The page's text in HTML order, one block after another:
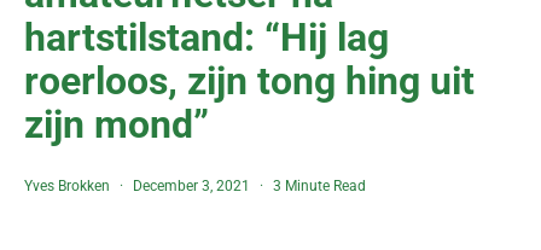
hartstilstand: “Hij lag
roerloos, zijn tong hing uit
zijn mond”
Yves Brokken December 3, 2021 3 Minute Read